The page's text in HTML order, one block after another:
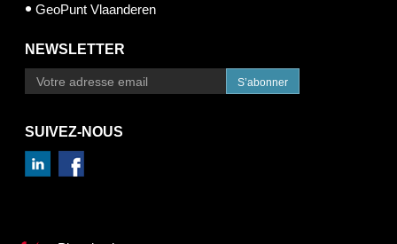
GeoPunt Vlaanderen
NEWSLETTER
S’abonner
SUIVEZ-NOUS